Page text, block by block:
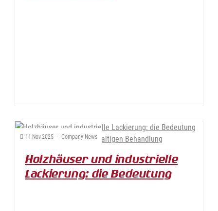
11 Nov2025 - Company News
Holzhäuser und industrielle
Lackierung: die Bedeutung